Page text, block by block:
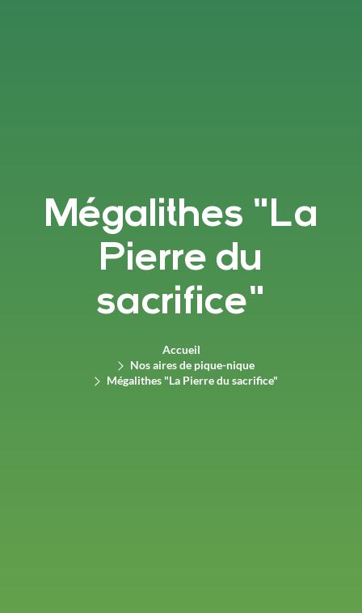
Mégalithes "La
Pierre du
sacrifice"
Accueil
Nos aires de pique-nique
Mégalithes "La Pierre du sacrifice"